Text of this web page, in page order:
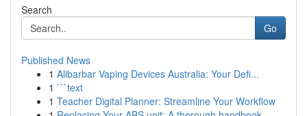
Search
Go
Published News
1 Alibarbar Vaping Devices Australia: Your Defi...
1 ```text
1 Teacher Digital Planner: Streamline Your Workflow